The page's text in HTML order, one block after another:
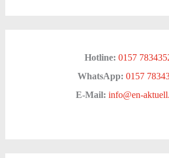
Hotline: 0157
WhatsApp: 0157
E-Mail: info@en-